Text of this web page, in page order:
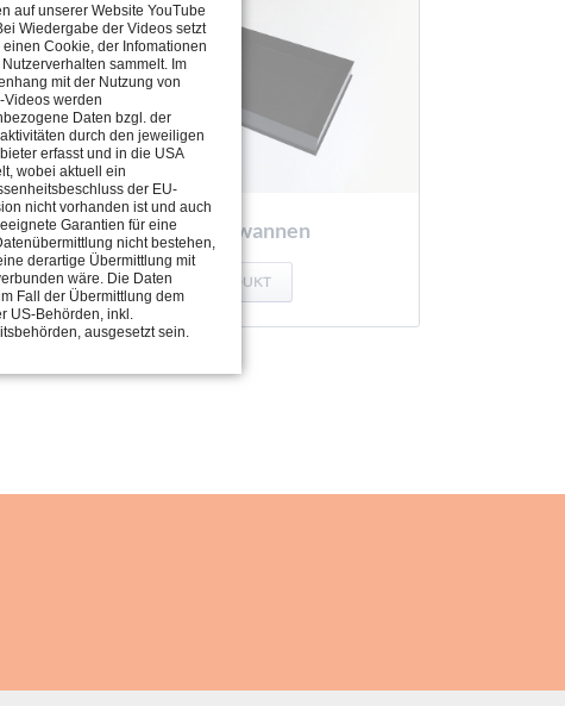
Sicherheitswannen
ZUM PRODUKT
auf unserer Website YouTube
Wiedergabe der Videos setzt
einen Cookie, der Infomationen
sammelt. Im
mit der Nutzung von
Videos werden
Daten bzgl. der
durch den jeweiligen
erfasst und in die USA
wobei aktuell ein
der EU-
nicht vorhanden ist und auch
Garantien für eine
nicht bestehen,
derartige Übermittlung mit
wäre. Die Daten
Fall der Übermittlung dem
US-Behörden, inkl.
ausgesetzt sein.